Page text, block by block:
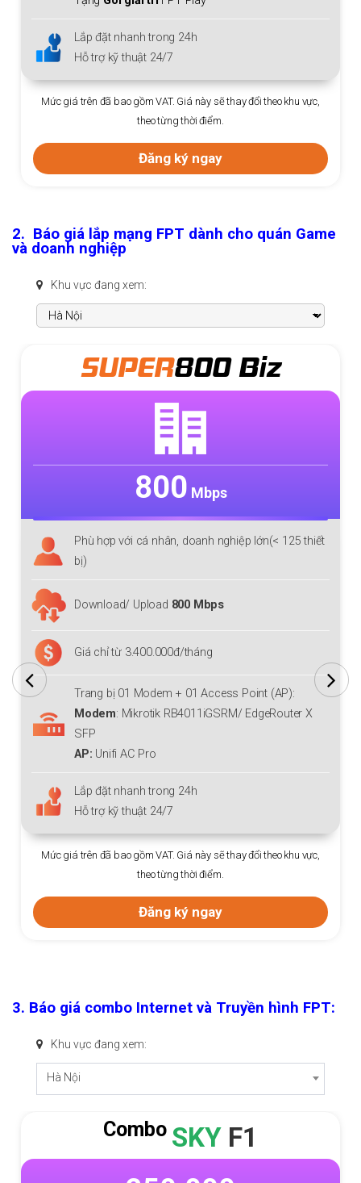
Lắp đặt nhanh trong 24h
Hỗ trợ kỹ thuật 24/7
Mức giá trên đã bao gồm VAT. Giá này sẽ thay đổi theo khu vực,
theo từng thời điểm.
Đăng ký ngay
2. Báo giá lắp mạng FPT dành cho quán Game
và doanh nghiệp
Khu vực đang xem:
SUPER800 Biz
800 Mbps
Phù hợp với cá nhân, doanh nghiệp lớn(< 125 thiết
bị)
Download/ Upload 800 Mbps
Giá chỉ từ 3.400.000đ/tháng
Trang bị 01 Modem + 01 Access Point (AP):
Modem: Mikrotik RB4011iGSRM/ EdgeRouter X
SFP
AP: Unifi AC Pro
Lắp đặt nhanh trong 24h
Hỗ trợ kỹ thuật 24/7
Mức giá trên đã bao gồm VAT. Giá này sẽ thay đổi theo khu vực,
theo từng thời điểm.
Đăng ký ngay
3. Báo giá combo Internet và Truyền hình FPT:
Khu vực đang xem:
Hà Nội
Combo SKY F1